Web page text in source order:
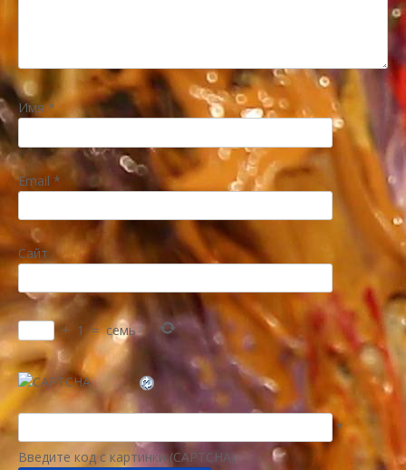
Имя*
Email *
Сайт
+ 1 = семь
Введите код с картинки (CAPTCHA)
*